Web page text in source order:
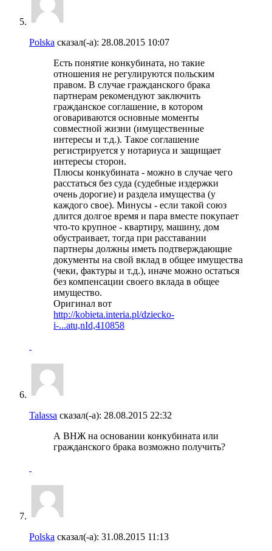
Polska сказал(-а): 28.08.2015 10:07
Есть понятие конкубината, но такие
отношения не регулируются польским
правом. В случае гражданского брака
партнерам рекомендуют заключить
гражданское соглашение, в котором
оговариваются основные моменты
совместной жизни (имущественные
интересы и т.д.). Такое соглашение
регистрируется у нотариуса и защищает
интересы сторон.
Плюсы конкубината - можно в случае чего
расстаться без суда (судебные издержки
очень дорогие) и раздела имущества (у
каждого свое). Минусы - если такой союз
длится долгое время и пара вместе покупает
что-то крупное - квартиру, машину, дом
обустраивает, тогда при расставании
партнеры должны иметь подтверждающие
документы на свой вклад в общее имущества
(чеки, фактуры и т.д.), иначе можно остаться
без компенсации своего вклада в общее
имущество.
Оригинал вот
http://kobieta.interia.pl/dziecko-
i-...atu,nId,410858
Talassa сказал(-а): 28.08.2015 22:32
А ВНЖ на основании конкубината или
гражданского брака возможно получить?
Polska сказал(-а): 31.08.2015 11:13